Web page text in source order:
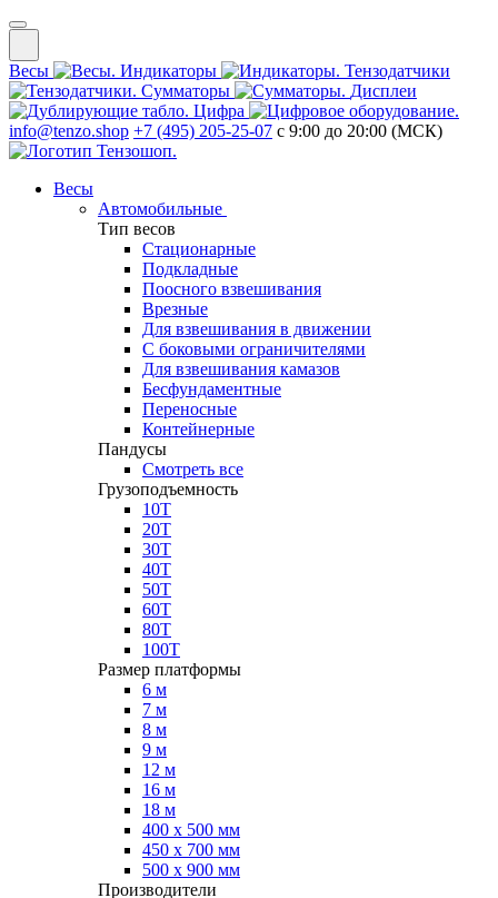
Весы Индикаторы
Тензодатчики
Сумматоры
Дисплеи
Цифра
info@tenzo.shop +7 (495) 205-25-07 с 9:00 до 20:00 (МСК)
Весы
Автомобильные
Тип весов
Стационарные
Подкладные
Поосного взвешивания
Врезные
Для взвешивания в движении
С боковыми ограничителями
Для взвешивания камазов
Бесфундаментные
Переносные
Контейнерные
Пандусы
Смотреть все
Грузоподъемность
10Т
20Т
30Т
40Т
50Т
60Т
80Т
100Т
Размер платформы
6 м
7 м
8 м
9 м
12 м
16 м
18 м
400 х 500 мм
450 х 700 мм
500 х 900 мм
Производители